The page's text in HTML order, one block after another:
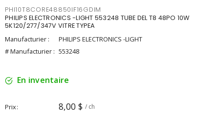
PHI10T8CORE48850IF16GDIM
PHILIPS ELECTRONICS -LIGHT 553248 TUBE DEL T8 48PO 10W
5K120/277/347V VITRE TYPEA
Manufacturier :
PHILIPS ELECTRONICS -LIGHT
# Manufacturier : 553248
En inventaire
Prix 8,00 $ / ch